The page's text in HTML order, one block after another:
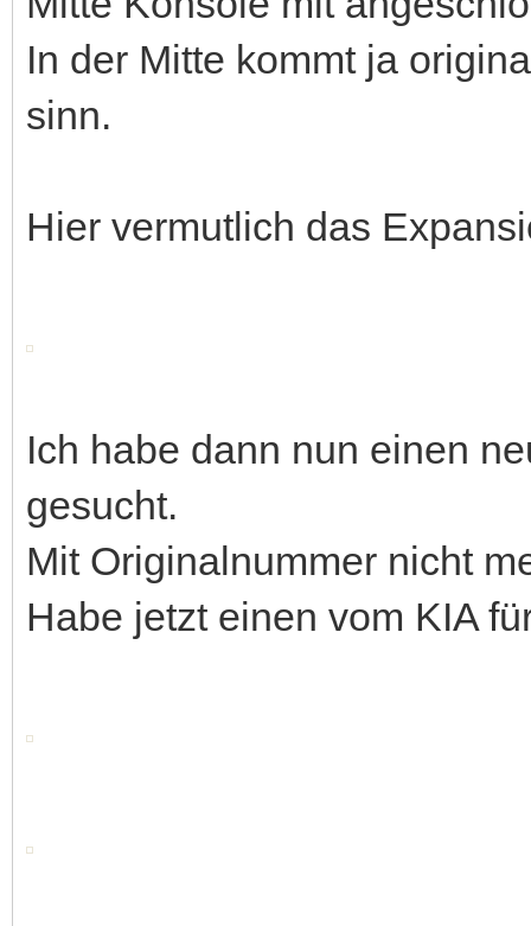
In der Mitte kommt ja
sinn.
Hier vermutlich das
Ich habe dann nun einen
gesucht.
Mit Originalnummer nicht
Habe jetzt einen vom KIA